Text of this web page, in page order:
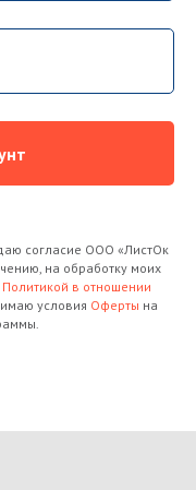
согласие ООО «ЛистОк
на обработку моих
Политикой в отношении
условия Оферты на